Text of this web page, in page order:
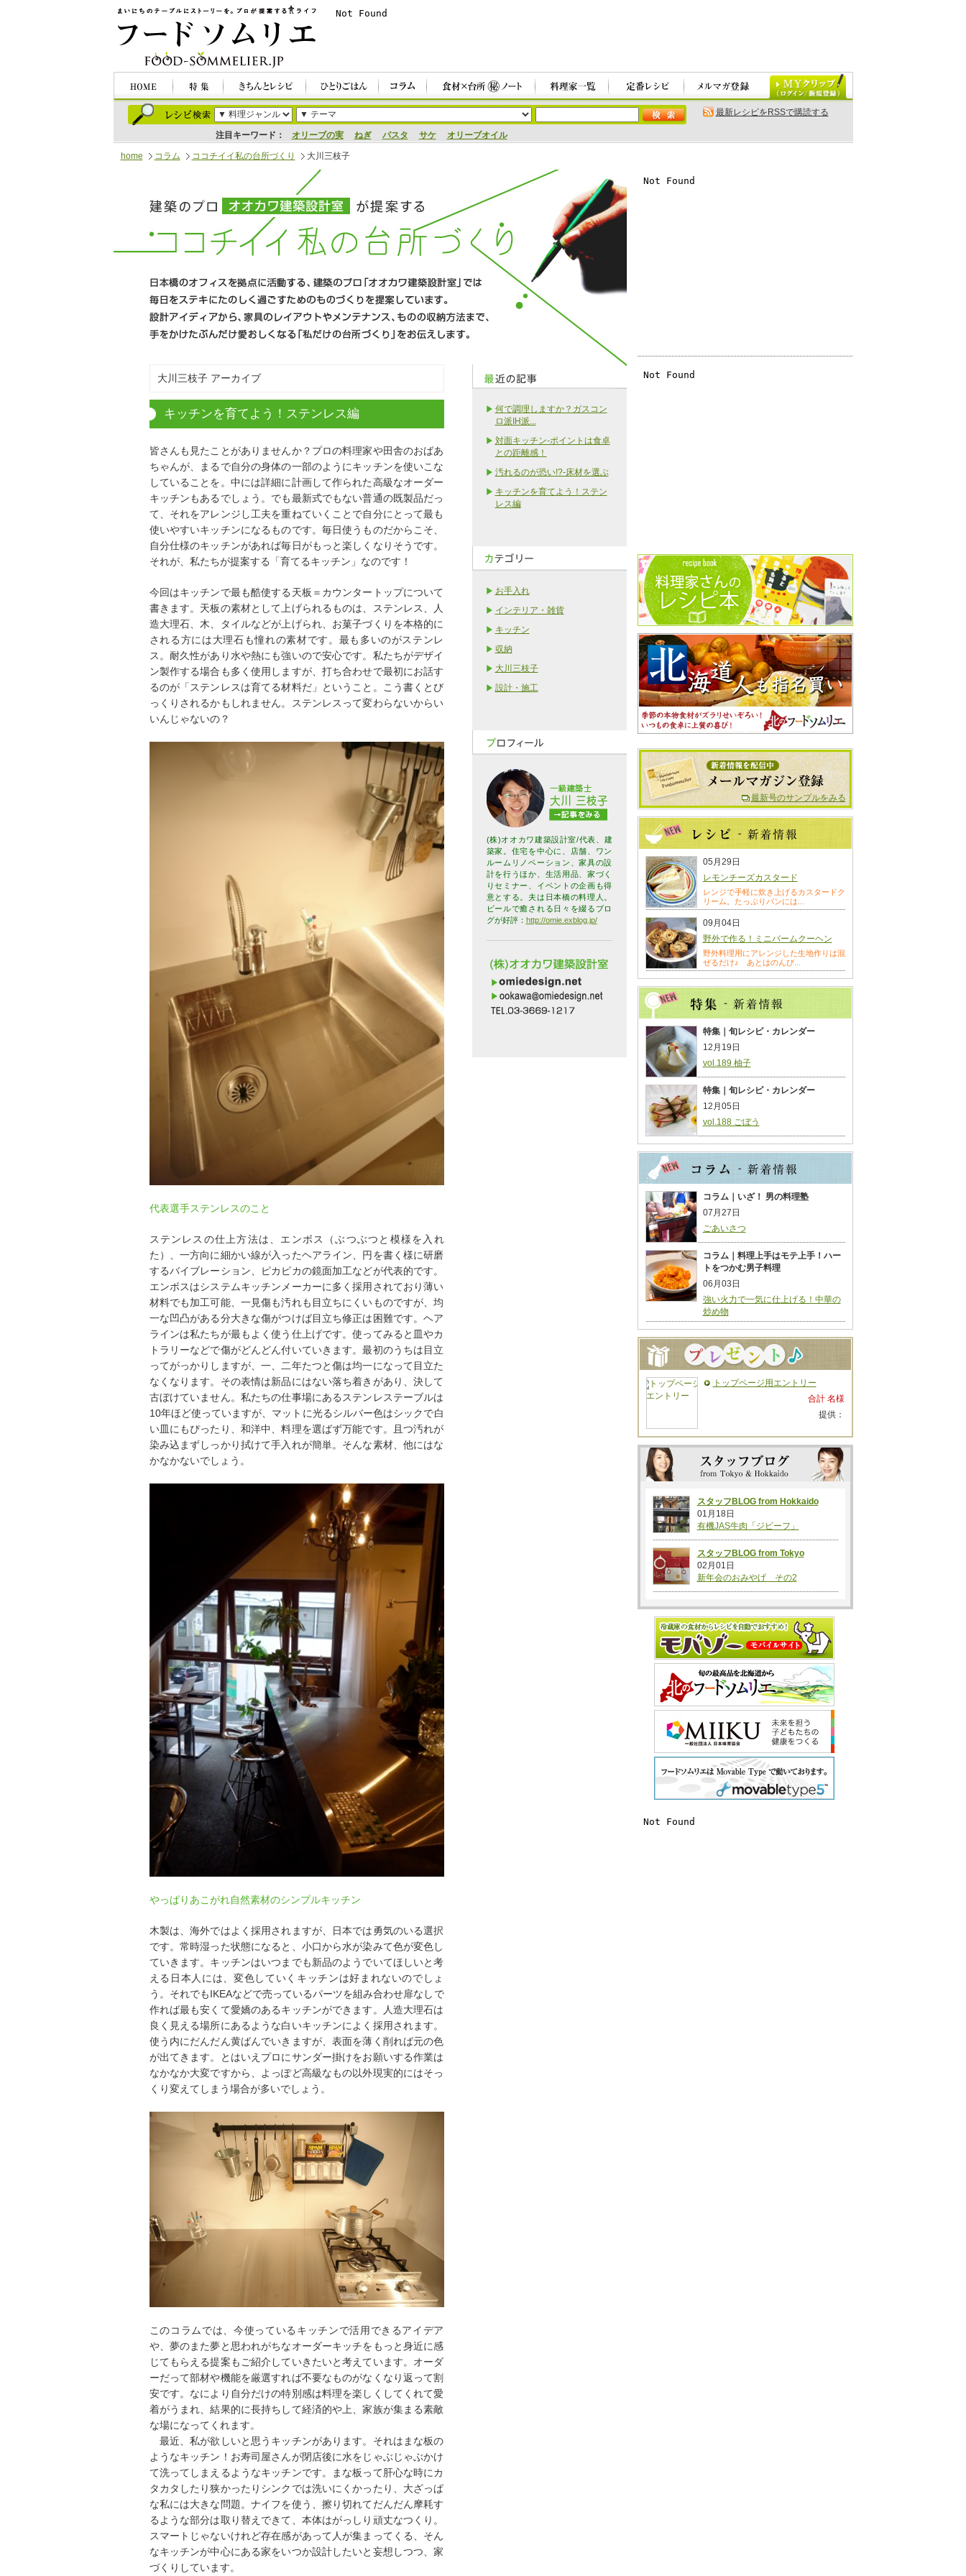
注目キーワード： オリーブの実 ねぎ パスタ サケ オリーブオイル
最新レシピをRSSで購読する
home コラム ココチイイ私の台所づくり 大川三枝子
大川三枝子 アーカイブ
キッチンを育てよう！ステンレス編
皆さんも見たことがありませんか？プロの料理家や田舎のおばあ
ちゃんが、まるで自分の身体の一部のようにキッチンを使いこな
していることを。中には詳細に計画して作られた高級なオーダー
キッチンもあるでしょう。でも最新式でもない普通の既製品だっ
て、それをアレンジし工夫を重ねていくことで自分にとって最も
使いやすいキッチンになるものです。毎日使うものだからこそ、
自分仕様のキッチンがあれば毎日がもっと楽しくなりそうです。
それが、私たちが提案する「育てるキッチン」なのです！
今回はキッチンで最も酷使する天板＝カウンタートップについて
書きます。天板の素材として上げられるものは、ステンレス、人
造大理石、木、タイルなどが上げられ、お菓子づくりを本格的に
される方には大理石も憧れの素材です。最も多いのがステンレ
ス。耐久性があり水や熱にも強いので安心です。私たちがデザイ
ン製作する場合も多く使用しますが、打ち合わせで最初にお話す
るのが「ステンレスは育てる材料だ」ということ。こう書くとび
っくりされるかもしれません。ステンレスって変わらないからい
いんじゃないの？
代表選手ステンレスのこと
ステンレスの仕上方法は、エンボス（ぶつぶつと模様を入れ
た）、一方向に細かい線が入ったヘアライン、円を書く様に研磨
するバイブレーション、ピカピカの鏡面加工などが代表的です。
エンボスはシステムキッチンメーカーに多く採用されており薄い
材料でも加工可能、一見傷も汚れも目立ちにくいものですが、均
一な凹凸がある分大きな傷がつけば目立ち修正は困難です。ヘア
ラインは私たちが最もよく使う仕上げです。使ってみると皿やカ
トラリーなどで傷がどんどん付いていきます。最初のうちは目立
ってがっかりしますが、一、二年たつと傷は均一になって目立た
なくなります。その表情は新品にはない落ち着きがあり、決して
古ぼけていません。私たちの仕事場にあるステンレステーブルは
10年ほど使っていますが、マットに光るシルバー色はシックで白
い皿にもぴったり、和洋中、料理を選ばず万能です。且つ汚れが
染み込まずしっかり拭けて手入れが簡単。そんな素材、他にはな
かなかないでしょう。
やっぱりあこがれ自然素材のシンプルキッチン
木製は、海外ではよく採用されますが、日本では勇気のいる選択
です。常時湿った状態になると、小口から水が染みて色が変色し
ていきます。キッチンはいつまでも新品のようでいてほしいと考
える日本人には、変色していくキッチンは好まれないのでしょ
う。それでもIKEAなどで売っているパーツを組み合わせ扉なしで
作れば最も安くて愛嬌のあるキッチンができます。人造大理石は
良く見える場所にあるような白いキッチンによく採用されます。
使う内にだんだん黄ばんでいきますが、表面を薄く削れば元の色
が出てきます。とはいえプロにサンダー掛けをお願いする作業は
なかなか大変ですから、よっぽど高級なもの以外現実的にはそっ
くり変えてしまう場合が多いでしょう。
このコラムでは、今使っているキッチンで活用できるアイデア
や、夢のまた夢と思われがちなオーダーキッチをもっと身近に感
じてもらえる提案もご紹介していきたいと考えています。オーダ
ーだって部材や機能を厳選すれば不要なものがなくなり返って割
安です。なにより自分だけの特別感は料理を楽しくしてくれて愛
着がうまれ、結果的に長持ちして経済的や上、家族が集まる素敵
な場になってくれます。
最近、私が欲しいと思うキッチンがあります。それはまな板の
ようなキッチン！お寿司屋さんが閉店後に水をじゃぶじゃぶかけ
て洗ってしまえるようなキッチンです。まな板って肝心な時にカ
タカタしたり狭かったりシンクでは洗いにくかったり、大ざっぱ
な私には大きな問題。ナイフを使う、擦り切れてだんだん摩耗す
るような部分は取り替えできて、本体はがっしり頑丈なつくり。
スマートじゃないけれど存在感があって人が集まってくる、そん
なキッチンが中心にある家をいつか設計したいと妄想しつつ、家
づくりしています。
何で調理しますか？ガスコン
ロ派IH派...
対面キッチン-ポイントは食卓
との距離感！
汚れるのが恐い!?-床材を選ぶ
キッチンを育てよう！ステン
レス編
お手入れ
インテリア・雑貨
キッチン
収納
大川三枝子
設計・施工
(株)オオカワ建築設計室/代表、建
築家。住宅を中心に、店舗、ワン
ルームリノベーション、家具の設
計を行うほか、生活用品、家づく
りセミナー、イベントの企画も得
意とする。夫は日本橋の料理人。
ビールで癒される日々を綴るブロ
グが好評： http://omie.exblog.jp/
最新号のサンプルをみる
05月29日
レモンチーズカスタード
レンジで手軽に炊き上げるカスタードク
リーム。たっぷりパンには...
09月04日
野外で作る！ミニバームクーヘン
野外料理用にアレンジした生地作りは混
ぜるだけ♪ あとはのんび...
特集｜旬レシピ・カレンダー
12月19日
vol.189 柚子
特集｜旬レシピ・カレンダー
12月05日
vol.188 ごぼう
コラム｜いざ！ 男の料理塾
07月27日
ごあいさつ
コラム｜料理上手はモテ上手！ハー
トをつかむ男子料理
06月03日
強い火力で一気に仕上げる！中華の
炒め物
トップページ用エントリー
合計 名様
提供：
スタッフBLOG from Hokkaido
01月18日
有機JAS牛肉「ジビーフ」
スタッフBLOG from Tokyo
02月01日
新年会のおみやげ その2